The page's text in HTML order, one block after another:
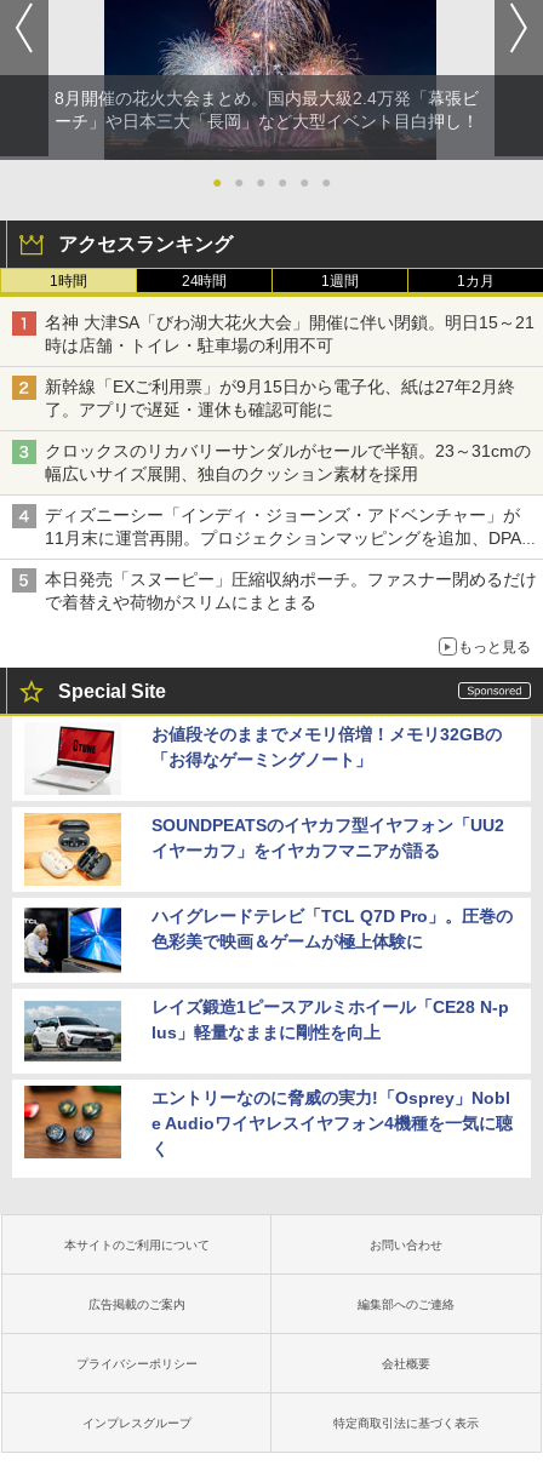
8月開催の花火大会まとめ。国内最大級2.4万発「幕張ビ
ーチ」や日本三大「長岡」など大型イベント目白押し！
● ● ● ● ● ●
アクセスランキング
1時間 24時間 1週間 1カ月
名神 大津SA「びわ湖大花火大会」開催に伴い閉鎖。明日15～21
時は店舗・トイレ・駐車場の利用不可
新幹線「EXご利用票」が9月15日から電子化、紙は27年2月終
了。アプリで遅延・運休も確認可能に
クロックスのリカバリーサンダルがセールで半額。23～31cmの
幅広いサイズ展開、独自のクッション素材を採用
ディズニーシー「インディ・ジョーンズ・アドベンチャー」が
11月末に運営再開。プロジェクションマッピングを追加、DPA
は1500円
本日発売「スヌーピー」圧縮収納ポーチ。ファスナー閉めるだけ
で着替えや荷物がスリムにまとまる
もっと見る
Special Site
お値段そのままでメモリ倍増！メモリ32GBの
「お得なゲーミングノート」
SOUNDPEATSのイヤカフ型イヤフォン「UU2
イヤーカフ」をイヤカフマニアが語る
ハイグレードテレビ「TCL Q7D Pro」。圧巻の
色彩美で映画＆ゲームが極上体験に
レイズ鍛造1ピースアルミホイール「CE28 N-p
lus」軽量なままに剛性を向上
エントリーなのに脅威の実力!「Osprey」Nobl
e Audioワイヤレスイヤフォン4機種を一気に聴
く
本サイトのご利用について お問い合わせ
広告掲載のご案内 編集部へのご連絡
プライバシーポリシー 会社概要
インプレスグループ 特定商取引法に基づく表示